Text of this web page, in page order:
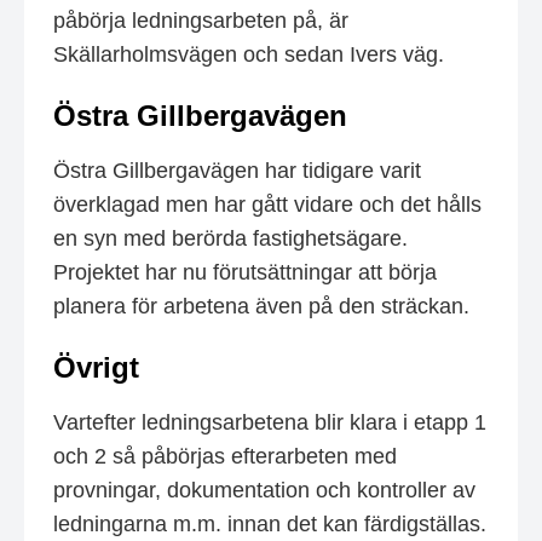
påbörja ledningsarbeten på, är
Skällarholmsvägen och sedan Ivers väg.
Östra Gillbergavägen
Östra Gillbergavägen har tidigare varit
överklagad men har gått vidare och det hålls
en syn med berörda fastighetsägare.
Projektet har nu förutsättningar att börja
planera för arbetena även på den sträckan.
Övrigt
Vartefter ledningsarbetena blir klara i etapp 1
och 2 så påbörjas efterarbeten med
provningar, dokumentation och kontroller av
ledningarna m.m. innan det kan färdigställas.